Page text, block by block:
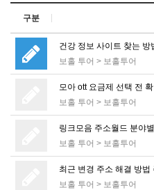
구분
건강 정보 사이트 찾는
보홀 투어 > 보홀투어
모아 ott 요금제 선택 전
보홀 투어 > 보홀투어
링크모음 주소월드 분야
보홀 투어 > 보홀투어
최근 변경 주소 해결 방법
보홀 투어 > 보홀투어